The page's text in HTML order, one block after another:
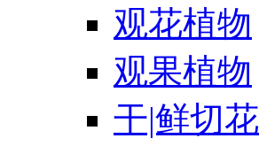
观花植物
观果植物
干|鲜切花